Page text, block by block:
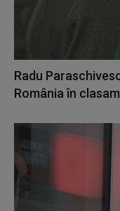
Radu
România în